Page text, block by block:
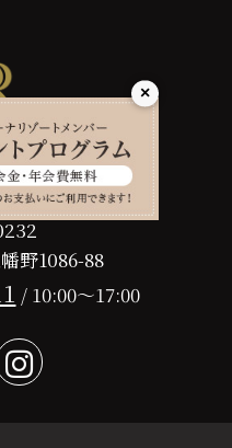
野1086-88
/ 10:00～17:00
×